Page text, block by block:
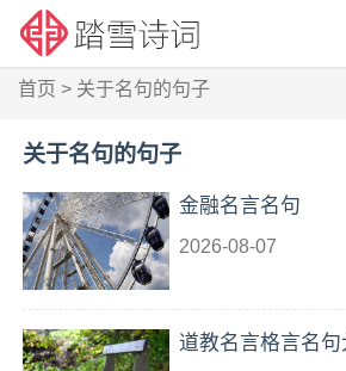
首页 > 关于名句的句子
关于名句的句子
金融名言名句
2026-08-07
道教名言格言名句